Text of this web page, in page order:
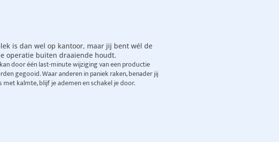
is dan wel op kantoor, maar jij bent wél de
operatie buiten draaiende houdt.
door één last-minute wijziging van een productie
gegooid. Waar anderen in paniek raken, benader jij
met kalmte, blijf je ademen en schakel je door.